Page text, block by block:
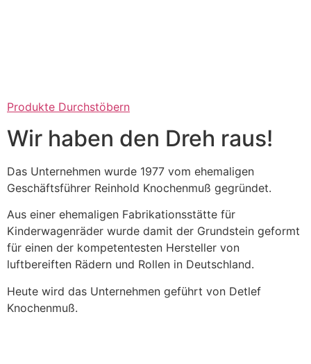
Produkte Durchstöbern
Wir haben den Dreh raus!
Das Unternehmen wurde 1977 vom ehemaligen
Geschäftsführer Reinhold Knochenmuß gegründet.
Aus einer ehemaligen Fabrikationsstätte für
Kinderwagenräder wurde damit der Grundstein geformt
für einen der kompetentesten Hersteller von
luftbereiften Rädern und Rollen in Deutschland.
Heute wird das Unternehmen geführt von Detlef
Knochenmuß.